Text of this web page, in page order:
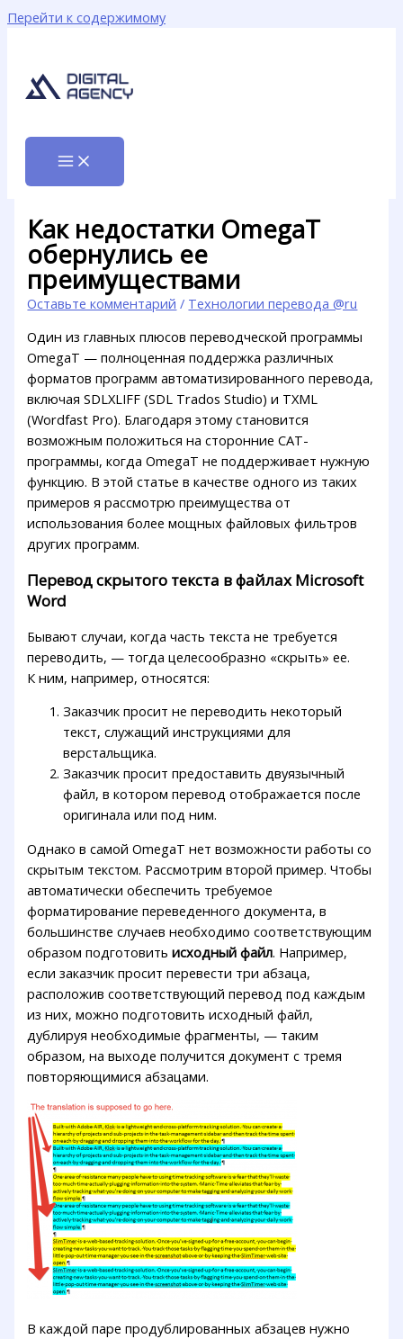
Перейти к содержимому
Как недостатки OmegaT
обернулись ее
преимуществами
Оставьте комментарий / Технологии перевода @ru
Один из главных плюсов переводческой программы
OmegaT — полноценная поддержка различных
форматов программ автоматизированного перевода,
включая SDLXLIFF (SDL Trados Studio) и TXML
(Wordfast Pro). Благодаря этому становится
возможным положиться на сторонние CAT-
программы, когда OmegaT не поддерживает нужную
функцию. В этой статье в качестве одного из таких
примеров я рассмотрю преимущества от
использования более мощных файловых фильтров
других программ.
Перевод скрытого текста в файлах Microsoft
Word
Бывают случаи, когда часть текста не требуется
переводить, — тогда целесообразно «скрыть» ее.
К ним, например, относятся:
Заказчик просит не переводить некоторый
текст, служащий инструкциями для
верстальщика.
Заказчик просит предоставить двуязычный
файл, в котором перевод отображается после
оригинала или под ним.
Однако в самой OmegaT нет возможности работы со
скрытым текстом. Рассмотрим второй пример. Чтобы
автоматически обеспечить требуемое
форматирование переведенного документа, в
большинстве случаев необходимо соответствующим
образом подготовитьисходный файл. Например,
если заказчик просит перевести три абзаца,
расположив соответствующий перевод под каждым
из них, можно подготовить исходный файл,
дублируя необходимые фрагменты, — таким
образом, на выходе получится документ с тремя
повторяющимися абзацами.
В каждой паре продублированных абзацев нужно